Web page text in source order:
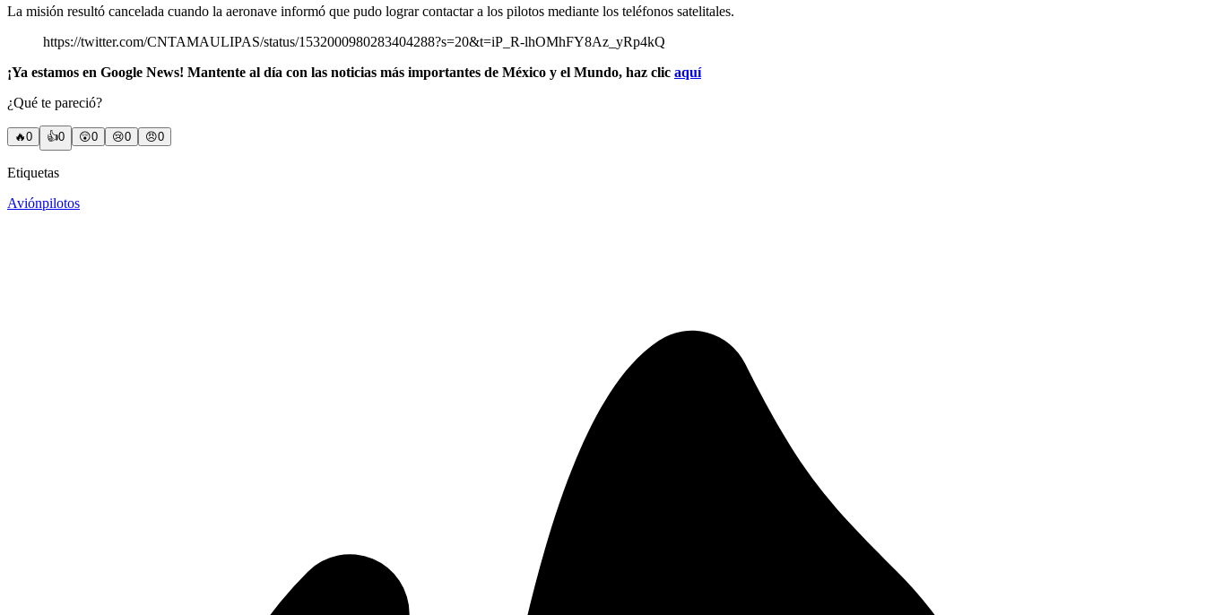
La misión resultó cancelada cuando la aeronave informó que pudo lograr contactar a los pilotos mediante los teléfonos satelitales.
https://twitter.com/CNTAMAULIPAS/status/1532000980283404288?s=20&t=iP_R-lhOMhFY8Az_yRp4kQ
¡Ya estamos en Google News! Mantente al día con las noticias más importantes de México y el Mundo, haz clic aquí
¿Qué te pareció?
🔥0 👍0 😲0 😢0 😠0
Etiquetas
Aviónpilotos